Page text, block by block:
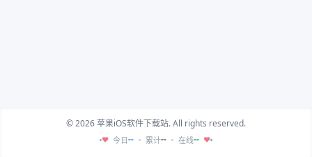
© 2026 苹果iOS软件下载站. All rights reserved.
♥ 今日-- 累计-- 在线-- ♥